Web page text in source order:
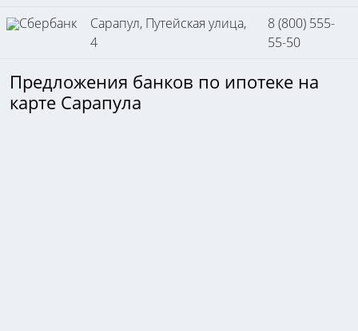
Сбербанк
Сарапул, Путейская улица,
4
8 (800) 555-
55-50
Предложения банков по ипотеке на
карте Сарапула